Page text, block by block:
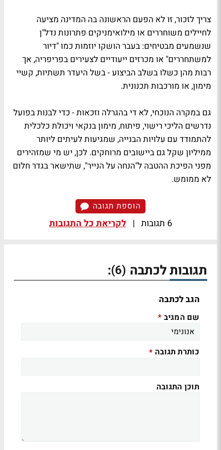
צריך לזכור, זו לא הפעם הראשונה בה המדינה מציעה
לחיילים משוחררים או מילואימניקים פתרונות נדל"ן
שנשמעים מבטיחים: בעבר הושקו יוזמות כמו "דיור
למשתחררים" או מכרזים ייעודיים לצעירים בפריפריה, אך
רבות מהן כשלו בשלב הביצוע - בשל היעדר תשתיות, קשיי
מימון, או מורכבות תכנונית.
גם במקרה הנוכחי, לא די בהגרלה וזכאות - כדי לבנות בפועל
נדרשים הליכי רישוי, פיתוח, מימון בנקאי ויכולת כלכלית
להתמודד עם עלויות הבנייה, שמגיעות לעיתים ליותר
ממיליון שקל גם ביישובים מרוחקים. לכן, יש מי שמזהירים
מפני הפיכת ההטבה ל"הנחה על הנייר", שתישאר בגדר חלום
לא ממומש.
הוספת תגובה
6 תגובות | לקריאת כל התגובות
תגובות לכתבה (6)
:
הגב לכתבה
שם המגיב *
כותרת תגובה *
תוכן התגובה